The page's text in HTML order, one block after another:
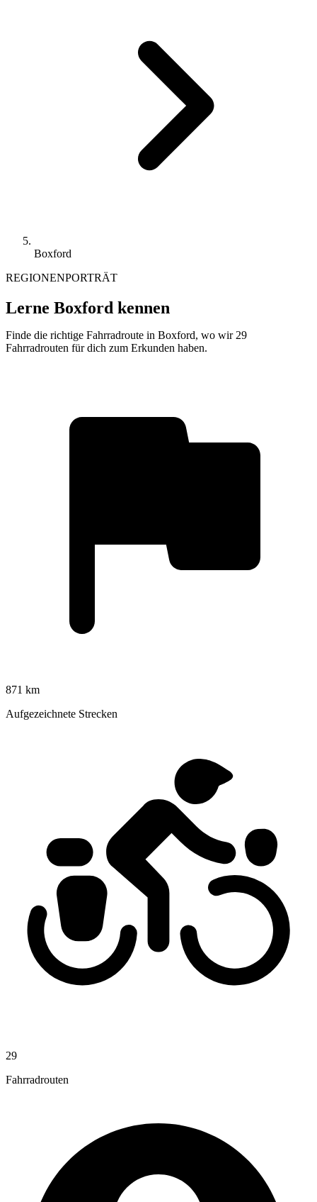
Boxford
REGIONENPORTRÄT
Lerne Boxford kennen
Finde die richtige Fahrradroute in Boxford, wo wir 29
Fahrradrouten für dich zum Erkunden haben.
871 km
Aufgezeichnete Strecken
29
Fahrradrouten